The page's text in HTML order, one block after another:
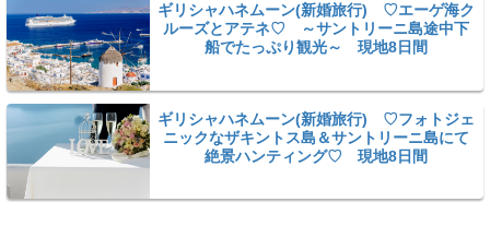
ギリシャハネムーン(新婚旅行) ♡エーゲ海ク
ルーズとアテネ♡ ～サントリーニ島途中下
船でたっぷり観光～ 現地8日間
ギリシャハネムーン(新婚旅行) ♡フォトジェ
ニックなザキントス島＆サントリーニ島にて
絶景ハンティング♡ 現地8日間